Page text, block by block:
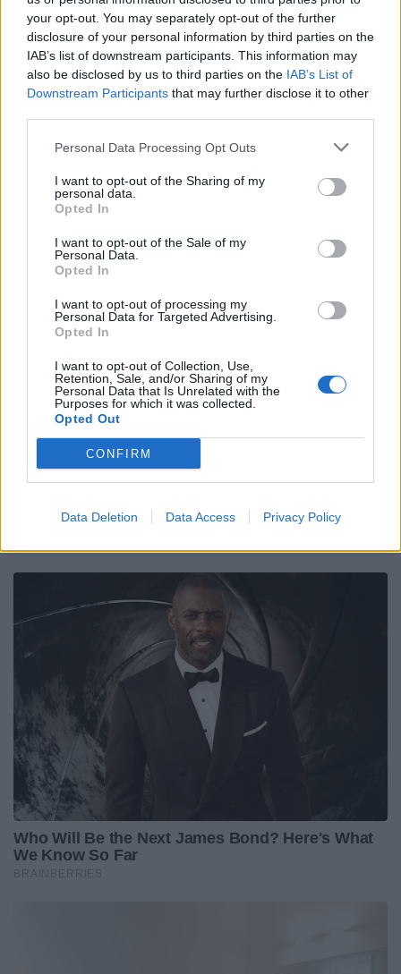
your opt-out. You may separately opt-out of the further
disclosure of your personal information by third parties on the
IAB’s list of downstream participants. This information may
also be disclosed by us to third parties on the IAB’s List of
Downstream Participants that may further disclose it to other
Personal Data Processing Opt Outs
I want to opt-out of the Sharing of my
personal data.
Opted In
I want to opt-out of the Sale of my
Personal Data.
Opted In
I want to opt-out of processing my
Personal Data for Targeted Advertising.
Opted In
I want to opt-out of Collection, Use,
Retention, Sale, and/or Sharing of my
Personal Data that Is Unrelated with the
Purposes for which it was collected.
Opted Out
CONFIRM
Data Deletion Data Access Privacy Policy